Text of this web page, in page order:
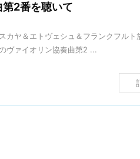
第2番を聴いて
カヤ＆エトヴェシュ＆フランクフルト
ヴァイオリン協奏曲第2 ...